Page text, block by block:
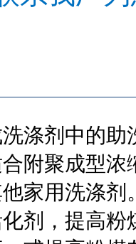
涤剂中的
附聚成型
家用洗涤剂
剂，提高